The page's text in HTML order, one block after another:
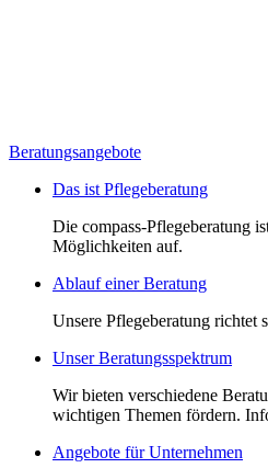
Beratungsangebote
Das ist Pflegeberatung
Die compass-Pflegeberatung
Möglichkeiten auf.
Ablauf einer Beratung
Unsere Pflegeberatung richtet
Unser Beratungsspektrum
Wir bieten verschiedene
wichtigen Themen fördern.
Angebote für Unternehmen